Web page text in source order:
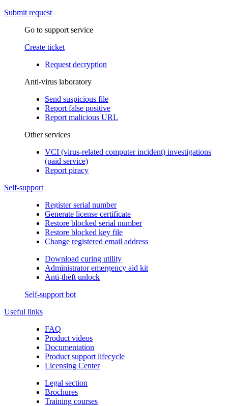
Submit request
Go to support service
Create ticket
Request decryption
Anti-virus laboratory
Send suspicious file
Report false positive
Report malicious URL
Other services
VCI (virus-related computer incident) investigations
(paid service)
Report piracy
Self-support
Register serial number
Generate license certificate
Restore blocked serial number
Restore blocked key file
Change registered email address
Download curing utility
Administrator emergency aid kit
Anti-theft unlock
Self-support bot
Useful links
FAQ
Product videos
Documentation
Product support lifecycle
Licensing Center
Legal section
Brochures
Training сourses